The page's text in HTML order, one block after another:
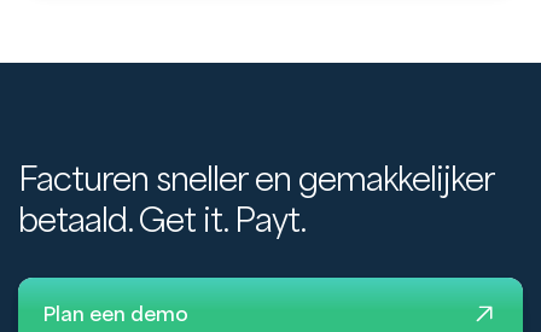
Facturen sneller en gemakkelijker
betaald. Get it. Payt.
Plan een demo